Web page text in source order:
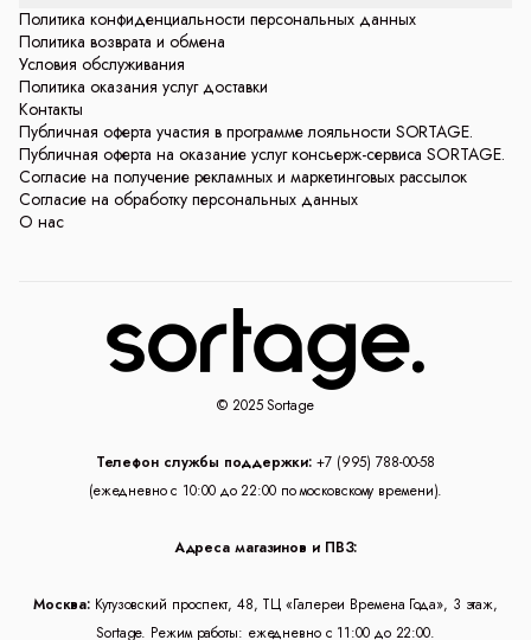
Политика конфиденциальности персональных данных
Политика возврата и обмена
Условия обслуживания
Политика оказания услуг доставки
Контакты
Публичная оферта участия в программе лояльности SORTAGE.
Публичная оферта на оказание услуг консьерж-сервиса SORTAGE.
Согласие на получение рекламных и маркетинговых рассылок
Согласие на обработку персональных данных
О нас
© 2025 Sortage
Телефон службы поддержки: +7 (995) 788-00-58
(ежедневно с 10:00 до 22:00 по московскому времени).
Адреса магазинов и ПВЗ:
Москва: Кутузовский проспект, 48, ТЦ «Галереи Времена Года», 3 этаж,
Sortage. Режим работы: ежедневно с 11:00 до 22:00.